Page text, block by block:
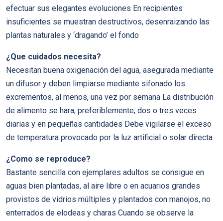
efectuar sus elegantes evoluciones En recipientes
insuficientes se muestran destructivos, desenraizando las
plantas naturales y ‘dragando’ el fondo
¿Que cuidados necesita?
Necesitan buena oxigenación del agua, asegurada mediante
un difusor y deben limpiarse mediante sifonado los
excrementos, al menos, una vez por semana La distribución
de alimento se hara, preferiblemente, dos o tres veces
diarias y en pequeñas cantidades Debe vigilarse el exceso
de temperatura provocado por la luz artificial o solar directa
¿Como se reproduce?
Bastante sencilla con ejemplares adultos se consigue en
aguas bien plantadas, al aire libre o en acuarios grandes
provistos de vidrios múltiples y plantados con manojos, no
enterrados de elodeas y charas Cuando se observe la